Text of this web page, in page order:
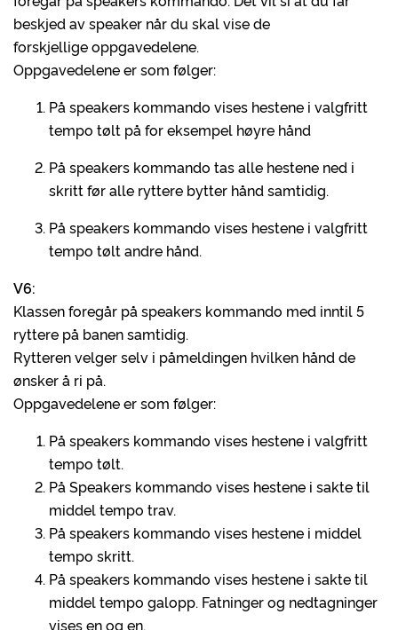
beskjed av speaker når du skal vise de
forskjellige oppgavedelene.
Oppgavedelene er som følger:
På speakers kommando vises hestene i valgfritt
tempo tølt på for eksempel høyre hånd
På speakers kommando tas alle hestene ned i
skritt før alle ryttere bytter hånd samtidig.
På speakers kommando vises hestene i valgfritt
tempo tølt andre hånd.
V6:
Klassen foregår på speakers kommando med inntil 5
ryttere på banen samtidig.
Rytteren velger selv i påmeldingen hvilken hånd de
ønsker å ri på.
Oppgavedelene er som følger:
På speakers kommando vises hestene i valgfritt
tempo tølt.
På Speakers kommando vises hestene i sakte til
middel tempo trav.
På speakers kommando vises hestene i middel
tempo skritt.
På speakers kommando vises hestene i sakte til
middel tempo galopp. Fatninger og nedtagninger
vises en og en.